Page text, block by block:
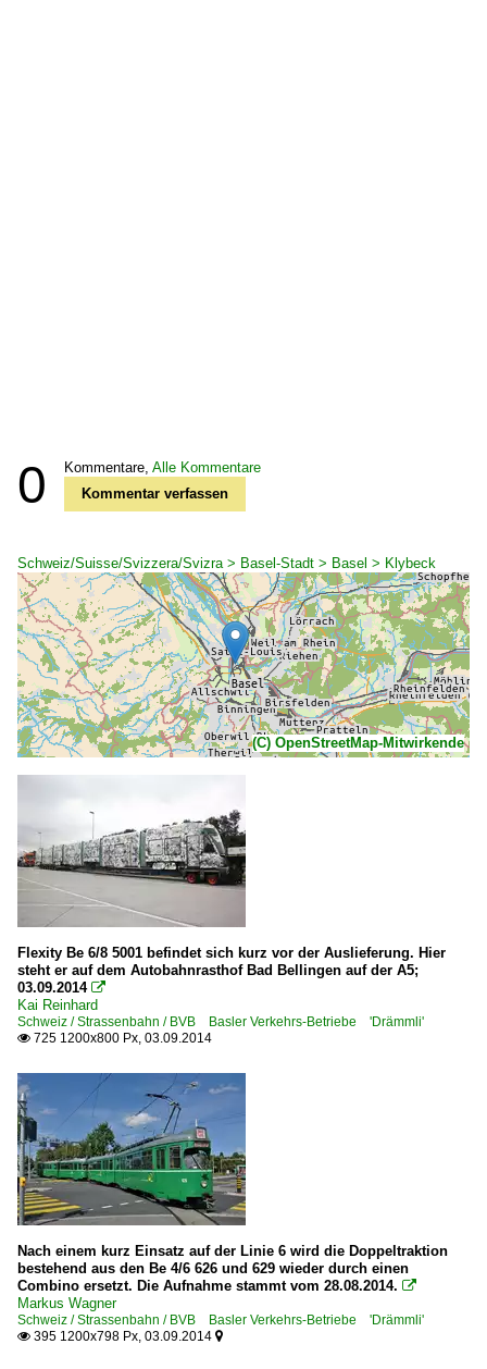
0 Kommentare, Alle Kommentare
Kommentar verfassen
Schweiz/Suisse/Svizzera/Svizra > Basel-Stadt > Basel > Klybeck
(C) OpenStreetMap-Mitwirkende
Flexity Be 6/8 5001 befindet sich kurz vor der Auslieferung. Hier
steht er auf dem Autobahnrasthof Bad Bellingen auf der A5;
03.09.2014 
Kai Reinhard
Schweiz / Strassenbahn / BVB Basler Verkehrs-Betriebe 'Drämmli'
 725 1200x800 Px, 03.09.2014
Nach einem kurz Einsatz auf der Linie 6 wird die Doppeltraktion
bestehend aus den Be 4/6 626 und 629 wieder durch einen
Combino ersetzt. Die Aufnahme stammt vom 28.08.2014. 
Markus Wagner
Schweiz / Strassenbahn / BVB Basler Verkehrs-Betriebe 'Drämmli'
 395 1200x798 Px, 03.09.2014 